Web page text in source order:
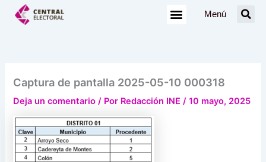
Menú
Captura de pantalla 2025-05-10 000318
Deja un comentario / Por Redacción INE/10 mayo, 2025